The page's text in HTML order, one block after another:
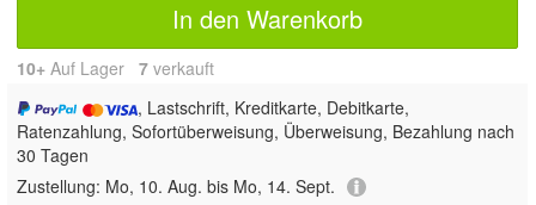
In den Warenkorb
10+ Auf Lager 7 verkauft
, Lastschrift, Kreditkarte, Debitkarte,
Ratenzahlung, Sofortüberweisung, Überweisung, Bezahlung nach
30 Tagen
Zustellung: Mo, 10. Aug. bis Mo, 14. Sept.